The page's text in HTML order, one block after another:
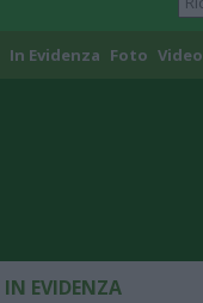
In Evidenza Foto Video
IN EVIDENZA